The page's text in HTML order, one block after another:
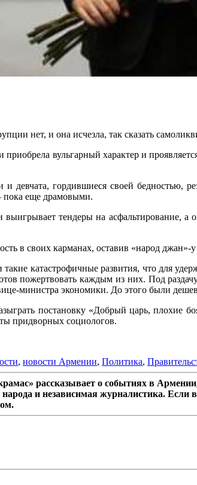
нет, и она исчезла, так сказать
вульгарный характер и
девчата, гордившиеся своей бедностью,
пока еще драмовыми.
тендеры на асфальтирование,
в своих карманах, оставив «народ джан»-
катастрофичные развития, что для
пожертвовать каждым из них. Под
министра экономики. До этого были
постановку «Добрый царь, плохие
придворных социологов.
, новости Армении, Политика,
рассказывает о событиях в
и независимая журналистика.